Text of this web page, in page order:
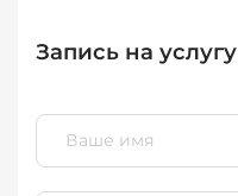
Запись на услугу